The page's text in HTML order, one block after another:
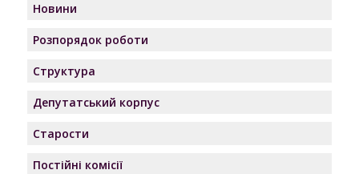
Новини
Розпорядок роботи
Структура
Депутатський корпус
Старости
Постійні комісії